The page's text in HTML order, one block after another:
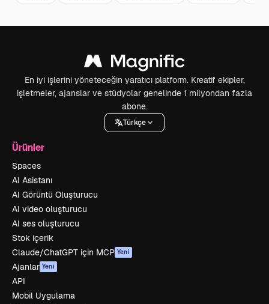
En iyi işlerini yöneteceğin yaratıcı platform. Kreatif ekipler,
işletmeler, ajanslar ve stüdyolar genelinde 1 milyondan fazla
abone.
Türkçe
Ürünler
Spaces
AI Asistanı
AI Görüntü Oluşturucu
AI video oluşturucu
AI ses oluşturucu
Stok içerik
Claude/ChatGPT için MCP Yeni
Ajanlar Yeni
API
Mobil Uygulama